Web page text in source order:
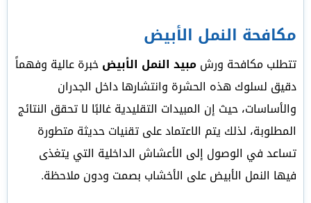
مكافحة النمل الأبيض
تتطلب مكافحة ورشمبيد النمل الأبيضخبرة عالية وفهماً
دقيق لسلوك هذه الحشرة وانتشارها داخل الجدران
والأساسات، حيث إن المبيدات التقليدية غالبًا لا تحقق النتائج
المطلوبة، لذلك يتم الاعتماد على تقنيات حديثة متطورة
تساعد في الوصول إلى الأعشاش الداخلية التي يتغذى
فيها النمل الأبيض على الأخشاب بصمت ودون ملاحظة.